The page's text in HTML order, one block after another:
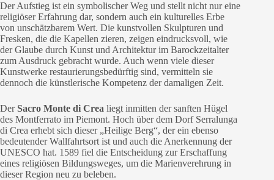
Der Aufstieg ist ein symbolischer Weg und stellt nicht nur eine
religiöser Erfahrung dar, sondern auch ein kulturelles Erbe
von unschätzbarem Wert. Die kunstvollen Skulpturen und
Fresken, die die Kapellen zieren, zeigen eindrucksvoll, wie
der Glaube durch Kunst und Architektur im Barockzeitalter
zum Ausdruck gebracht wurde. Auch wenn viele dieser
Kunstwerke restaurierungsbedürftig sind, vermitteln sie
dennoch die künstlerische Kompetenz der damaligen Zeit.
DerSacro Monte di Crea liegt inmitten der sanften Hügel
des Montferrato im Piemont. Hoch über dem Dorf Serralunga
di Crea erhebt sich dieser „Heilige Berg“, der ein ebenso
bedeutender Wallfahrtsort ist und auch die Anerkennung der
UNESCO hat. 1589 fiel die Entscheidung zur Erschaffung
eines religiösen Bildungsweges, um die Marienverehrung in
dieser Region neu zu beleben.